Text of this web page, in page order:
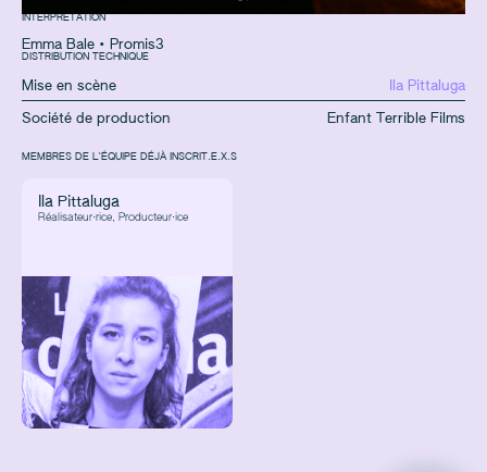
INTERPRÉTATION
Emma Bale • Promis3
DISTRIBUTION TECHNIQUE
Mise en scène Ila Pittaluga
Société de production Enfant Terrible Films
MEMBRES DE L'ÉQUIPE DÉJÀ INSCRIT.E.X.S
Ila Pittaluga
Réalisateur·rice, Producteur·ice